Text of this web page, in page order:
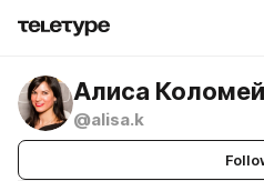
Алиса
@alisa.k